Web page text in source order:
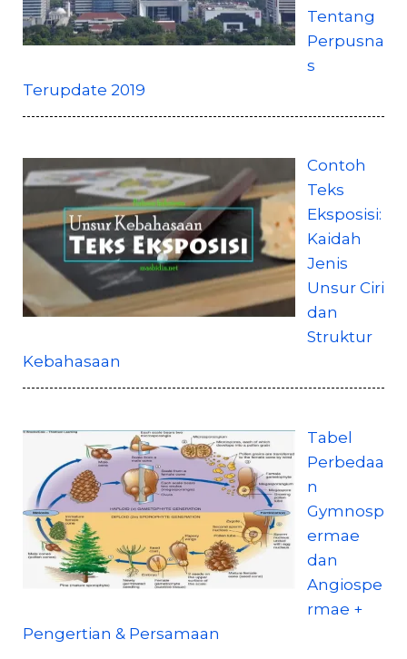
Tentang
Perpusna
s
Terupdate 2019
Contoh
Teks
Eksposisi:
Kaidah
Jenis
Unsur Ciri
dan
Struktur
Kebahasaan
Tabel
Perbedaa
n
Gymnosp
ermae
dan
Angiospe
rmae +
Pengertian & Persamaan